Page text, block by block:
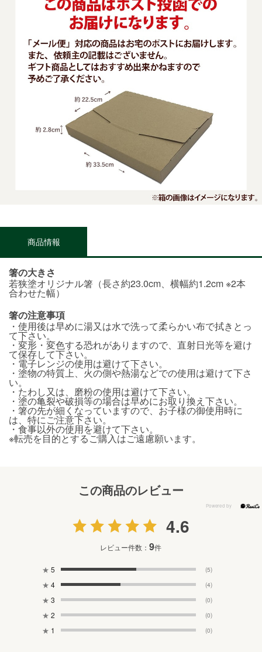
商品情報
箸の大きさ
若狭塗オリジナル箸（長さ約23.0cm、横幅約1.2cm ※2本
合わせた幅）
箸の注意事項
・使用後は早めに湯又は水で洗って柔らかい布で拭きとっ
て下さい。
・変形・変色する恐れがありますので、直射日光等を避け
て保存して下さい。
・電子レンジの使用は避けて下さい。
・塗物の特質上、火の側や熱湯などでの使用は避けて下さ
い。
・たわし又は、磨粉の使用は避けて下さい。
・塗の亀裂や破損等の場合は早めにお取り換え下さい。
・箸の先が細くなっていますので、お子様の御使用時に
は、特にご注意下さい。
・食事以外の使用を避けて下さい。
※転売を目的とするご購入はご遠慮願います。
この商品のレビュー
4.6
レビュー件数：9件
★ 5 (5)
★ 4 (4)
★ 3 (0)
★ 2 (0)
★ 1 (0)